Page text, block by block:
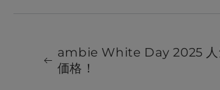
ambie White Day 2025 人
価格！